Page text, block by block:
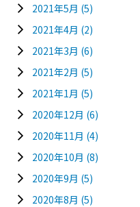
2021年5月 (5)
2021年4月 (2)
2021年3月 (6)
2021年2月 (5)
2021年1月 (5)
2020年12月 (6)
2020年11月 (4)
2020年10月 (8)
2020年9月 (5)
2020年8月 (5)